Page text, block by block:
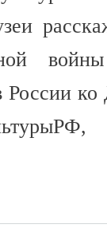
России